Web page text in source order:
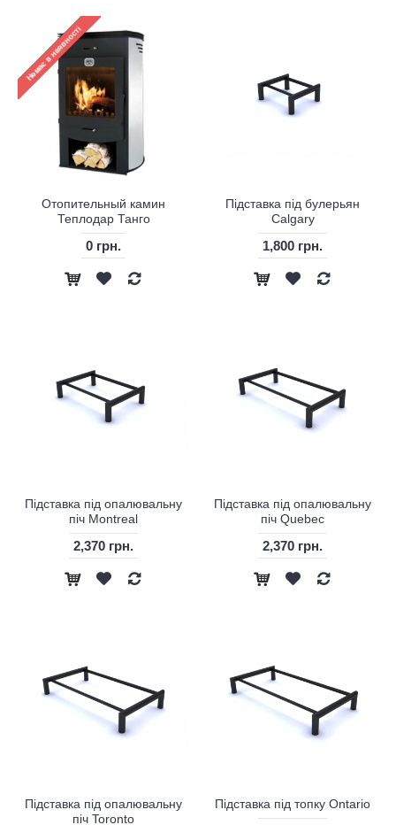
Отопительный камин
Теплодар Танго
0 грн.
Підставка під булерьян
Calgary
1,800 грн.
Підставка під опалювальну
піч Montreal
2,370 грн.
Підставка під опалювальну
піч Quebec
2,370 грн.
Підставка під опалювальну
піч Toronto
Підставка під топку Ontario